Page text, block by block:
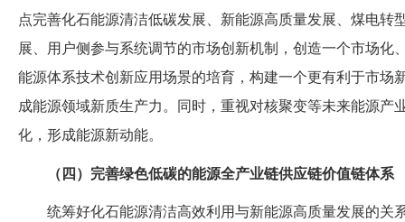
点完善化石能源清洁低碳发展、新能源高质量发展、煤电转
展、用户侧参与系统调节的市场创新机制，创造一个市场化
能源体系技术创新应用场景的培育，构建一个更有利于市场
成能源领域新质生产力。同时，重视对核聚变等未来能源产
化，形成能源新动能。
（ 四 ） 完善绿色低碳的能源全产业链供应链价值链体系
统筹好化石能源清洁高效利用与新能源高质量发展的关